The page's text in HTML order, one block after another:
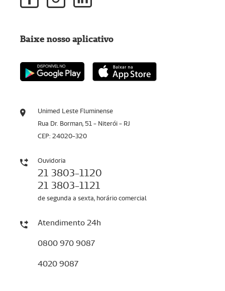
Unimed Leste Fluminense
Rua Dr. Borman, 51 - Niterói - RJ
CEP: 24020-320
Ouvidoria
21 3803-1120
21 3803-1121
de segunda a sexta, horário comercial
Atendimento 24h
0800 970 9087
4020 9087
Baixe nosso aplicativo